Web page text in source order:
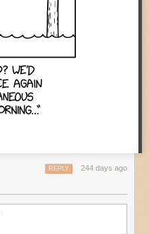
244 days ago
REPLY